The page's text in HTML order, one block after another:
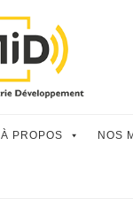
À PROPOS NOS